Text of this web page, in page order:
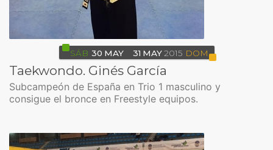
SÁB 30 MAY 31 MAY 2015 DOM
Taekwondo. Ginés García
Subcampeón de España en Trio 1 masculino y
consigue el bronce en Freestyle equipos.